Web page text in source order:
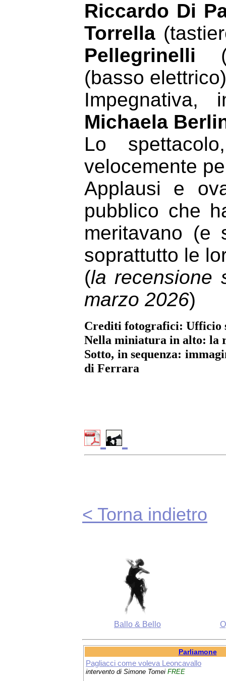
Riccardo Di
Torrella
Pellegrinelli
(basso
Impegnativa,
Michaela
Lo
velocemente
Applausi e
pubblico che
meritavano (e
soprattutto le
(la recensione
marzo 2026)
Crediti fotografici: Ufficio
Nella miniatura in alto: la
Sotto, in sequenza:
di Ferrara
< Torna indietro
Ballo & Bello
Parliamone
Pagliacci come voleva Leoncavallo
intervento di Simone Tomei FREE